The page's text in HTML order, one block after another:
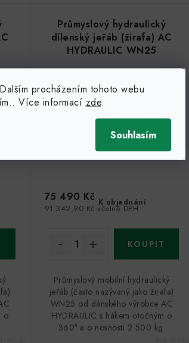
procházením tohoto webu
Více informací zde.
Souhlasím
o
Průmyslový hydraulický
dílenský jeřáb (žirafa) AC
HYDRAULIC WN25
K objednání
91 342,90 Kč včetně DPH
75 490 Kč
Průmyslový mobilní hydraulický
jeřáb (často nazývaný jako žirafa)
WN25 od dánského výrobce AC
HYDRAULIC s hákem otočným o
360° a o nosnosti 2 500 kg.